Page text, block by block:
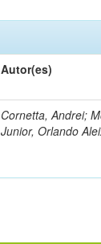
Autor(es)
Cornetta, Andrei;
Junior, Orlando